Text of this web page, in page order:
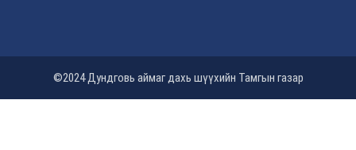
©2024 Дундговь аймаг дахь шүүхийн Тамгын газар